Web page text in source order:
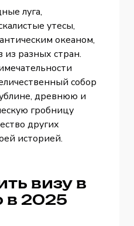
луга,
утесы,
океаном,
из разных стран.
собор
древнюю и
гробницу
других
историей.
визу в
2025